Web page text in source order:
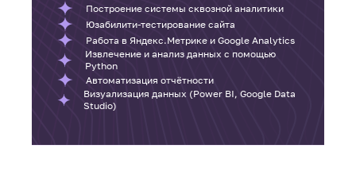
Построение системы сквозной аналитики
Юзабилити-тестирование сайта
Работа в Яндекс.Метрике и Google Analytics
Извлечение и анализ данных с помощью
Python
Автоматизация отчётности
Визуализация данных (Power BI, Google Data
Studio)